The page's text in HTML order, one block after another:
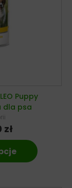
Puppy
dla psa
zł